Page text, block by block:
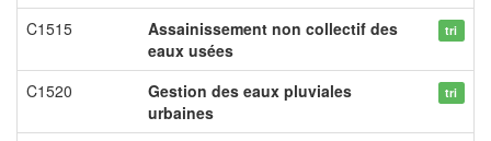
C1515
Assainissement non collectif des
eaux usées
tri
C1520
Gestion des eaux pluviales
urbaines
tri